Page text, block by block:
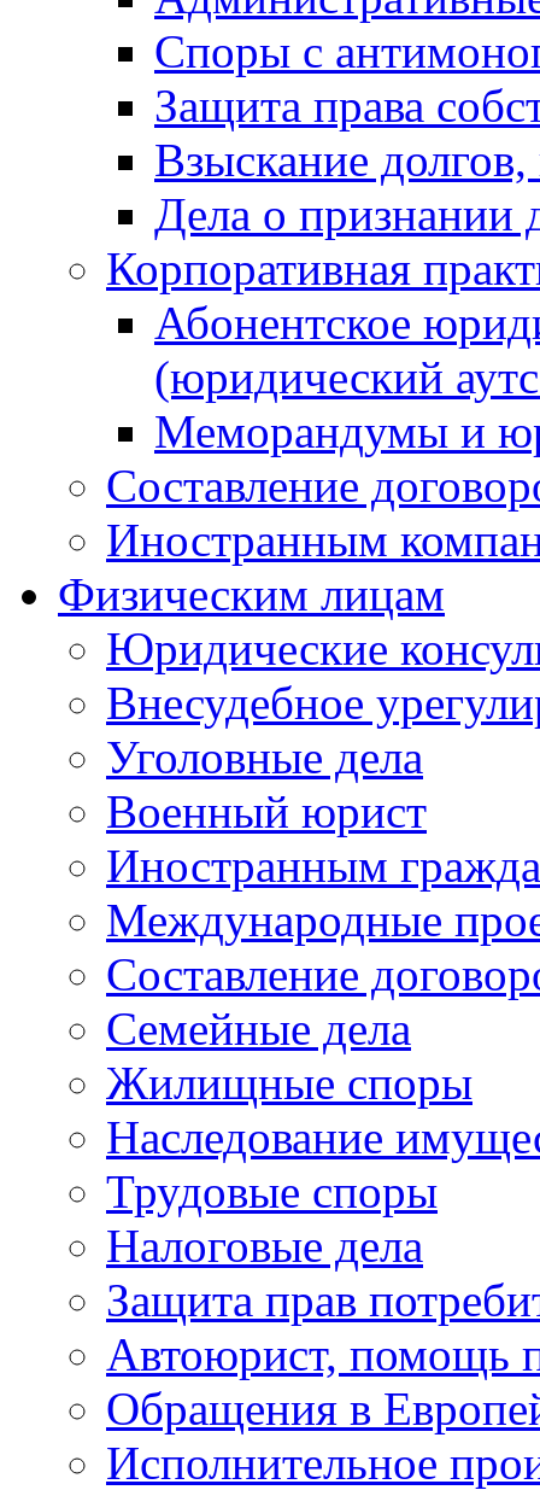
Споры с
Защита права
Взыскание
Дела о признании
Корпоративная
Абонентское
(юридический
Меморандумы и
Составление
Иностранным
Физическим лицам
Юридические
Внесудебное
Уголовные дела
Военный юрист
Иностранным
Международные
Составление
Семейные дела
Жилищные споры
Наследование
Трудовые споры
Налоговые дела
Защита прав
Автоюрист, помощь
Обращения в
Исполнительное